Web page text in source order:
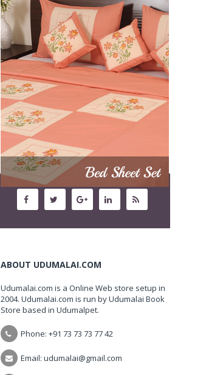
ABOUT UDUMALAI.COM
Udumalai.com is a Online Web store setup in
2004. Udumalai.com is run by Udumalai Book
Store based in Udumalpet.
Phone: +91 73 73 73 77 42
Email: udumalai@gmail.com